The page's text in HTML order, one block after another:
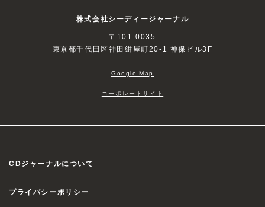
株式会社シーディージャーナル
〒101-0035
東京都千代田区神田紺屋町20-1 神保ビル3F
Google Map
コーポレートサイト
CDジャーナルについて
プライバシーポリシー